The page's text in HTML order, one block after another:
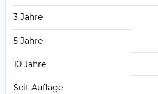
3 Jahre
5 Jahre
10 Jahre
Seit Auflage